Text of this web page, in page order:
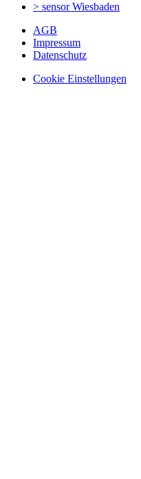
> sensorWiesbaden
AGB
Impressum
Datenschutz
Cookie Einstellungen